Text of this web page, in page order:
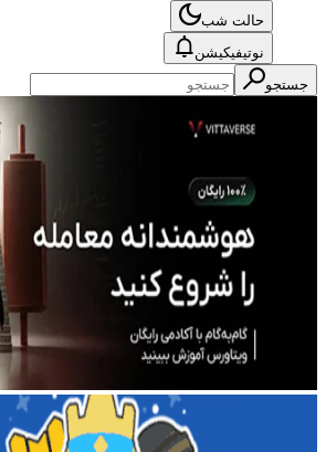
حالت شب
نوتیفیکیشن
جستجو